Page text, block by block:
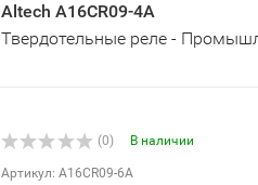
Altech A16CR09-4A
Твердотельные реле -
(0) В наличии
Артикул: A16CR09-6A